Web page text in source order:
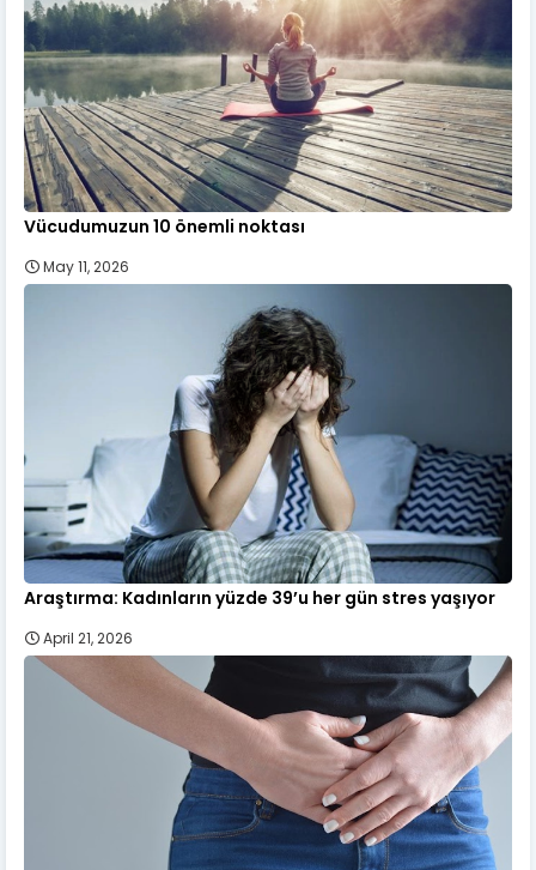
Vücudumuzun 10 önemli noktası
May 11, 2026
Araştırma: Kadınların yüzde 39’u her gün stres yaşıyor
April 21, 2026